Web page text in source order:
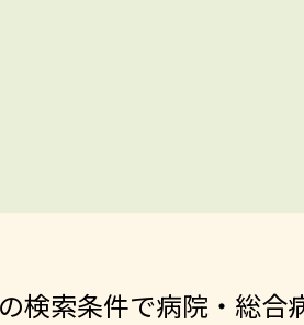
検索条件で病院・総合